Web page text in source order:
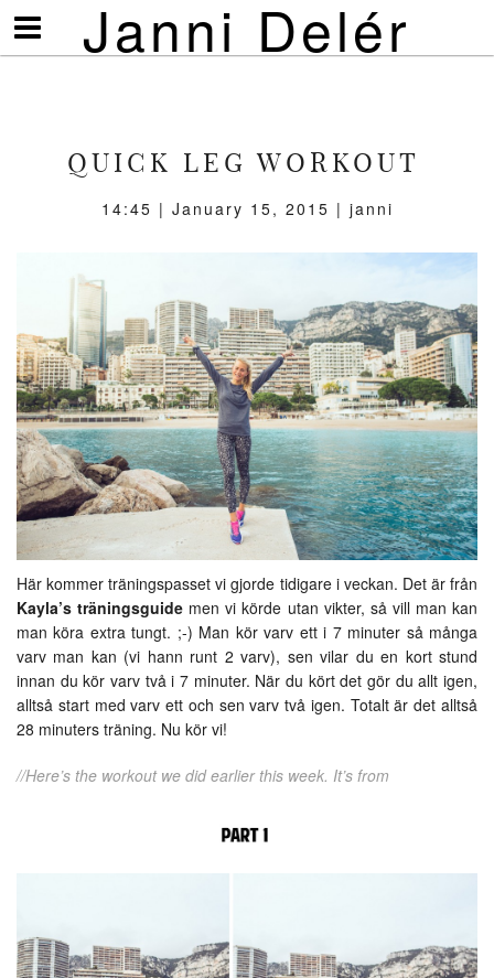
Janni Delér
Visa/göm
meny
QUICK LEG WORKOUT
14:45 | January 15, 2015 | janni
Här kommer träningspasset vi gjorde tidigare i veckan. Det är från
Kayla’s träningsguide men vi körde utan vikter, så vill man kan
man köra extra tungt. ;-) Man kör varv ett i 7 minuter så många
varv man kan (vi hann runt 2 varv), sen vilar du en kort stund
innan du kör varv två i 7 minuter. När du kört det gör du allt igen,
alltså start med varv ett och sen varv två igen. Totalt är det alltså
28 minuters träning. Nu kör vi!
//Here’s the workout we did earlier this week. It’s from